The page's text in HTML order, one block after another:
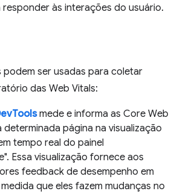
às interações do usuário.
podem ser usadas para coletar
das Web Vitals:
mede e informa as Core Web
determinada página na visualização
tempo real do painel
Essa visualização fornece aos
feedback de desempenho em
que eles fazem mudanças no